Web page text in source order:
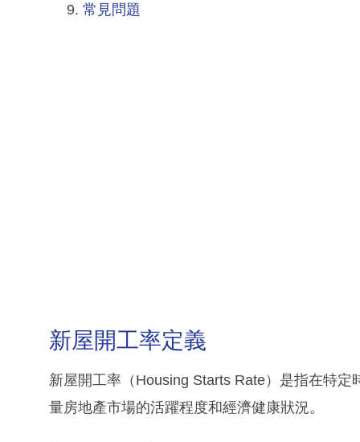
常見問題
新屋開工率定義
新屋開工率（Housing Starts Rate）是指在特
量房地產市場的活躍程度和經濟健康狀況。